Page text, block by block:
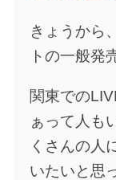
きょうから
トの一般発
関東での
ぁって人も
くさんの人
いたいと思